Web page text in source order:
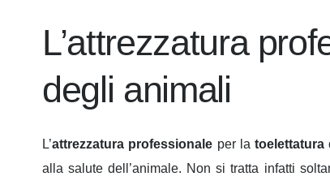
L’attrezzatura
degli animali
L’attrezzatura professionale per latoelettatura
alla salute dell’animale. Non si tratta infatti